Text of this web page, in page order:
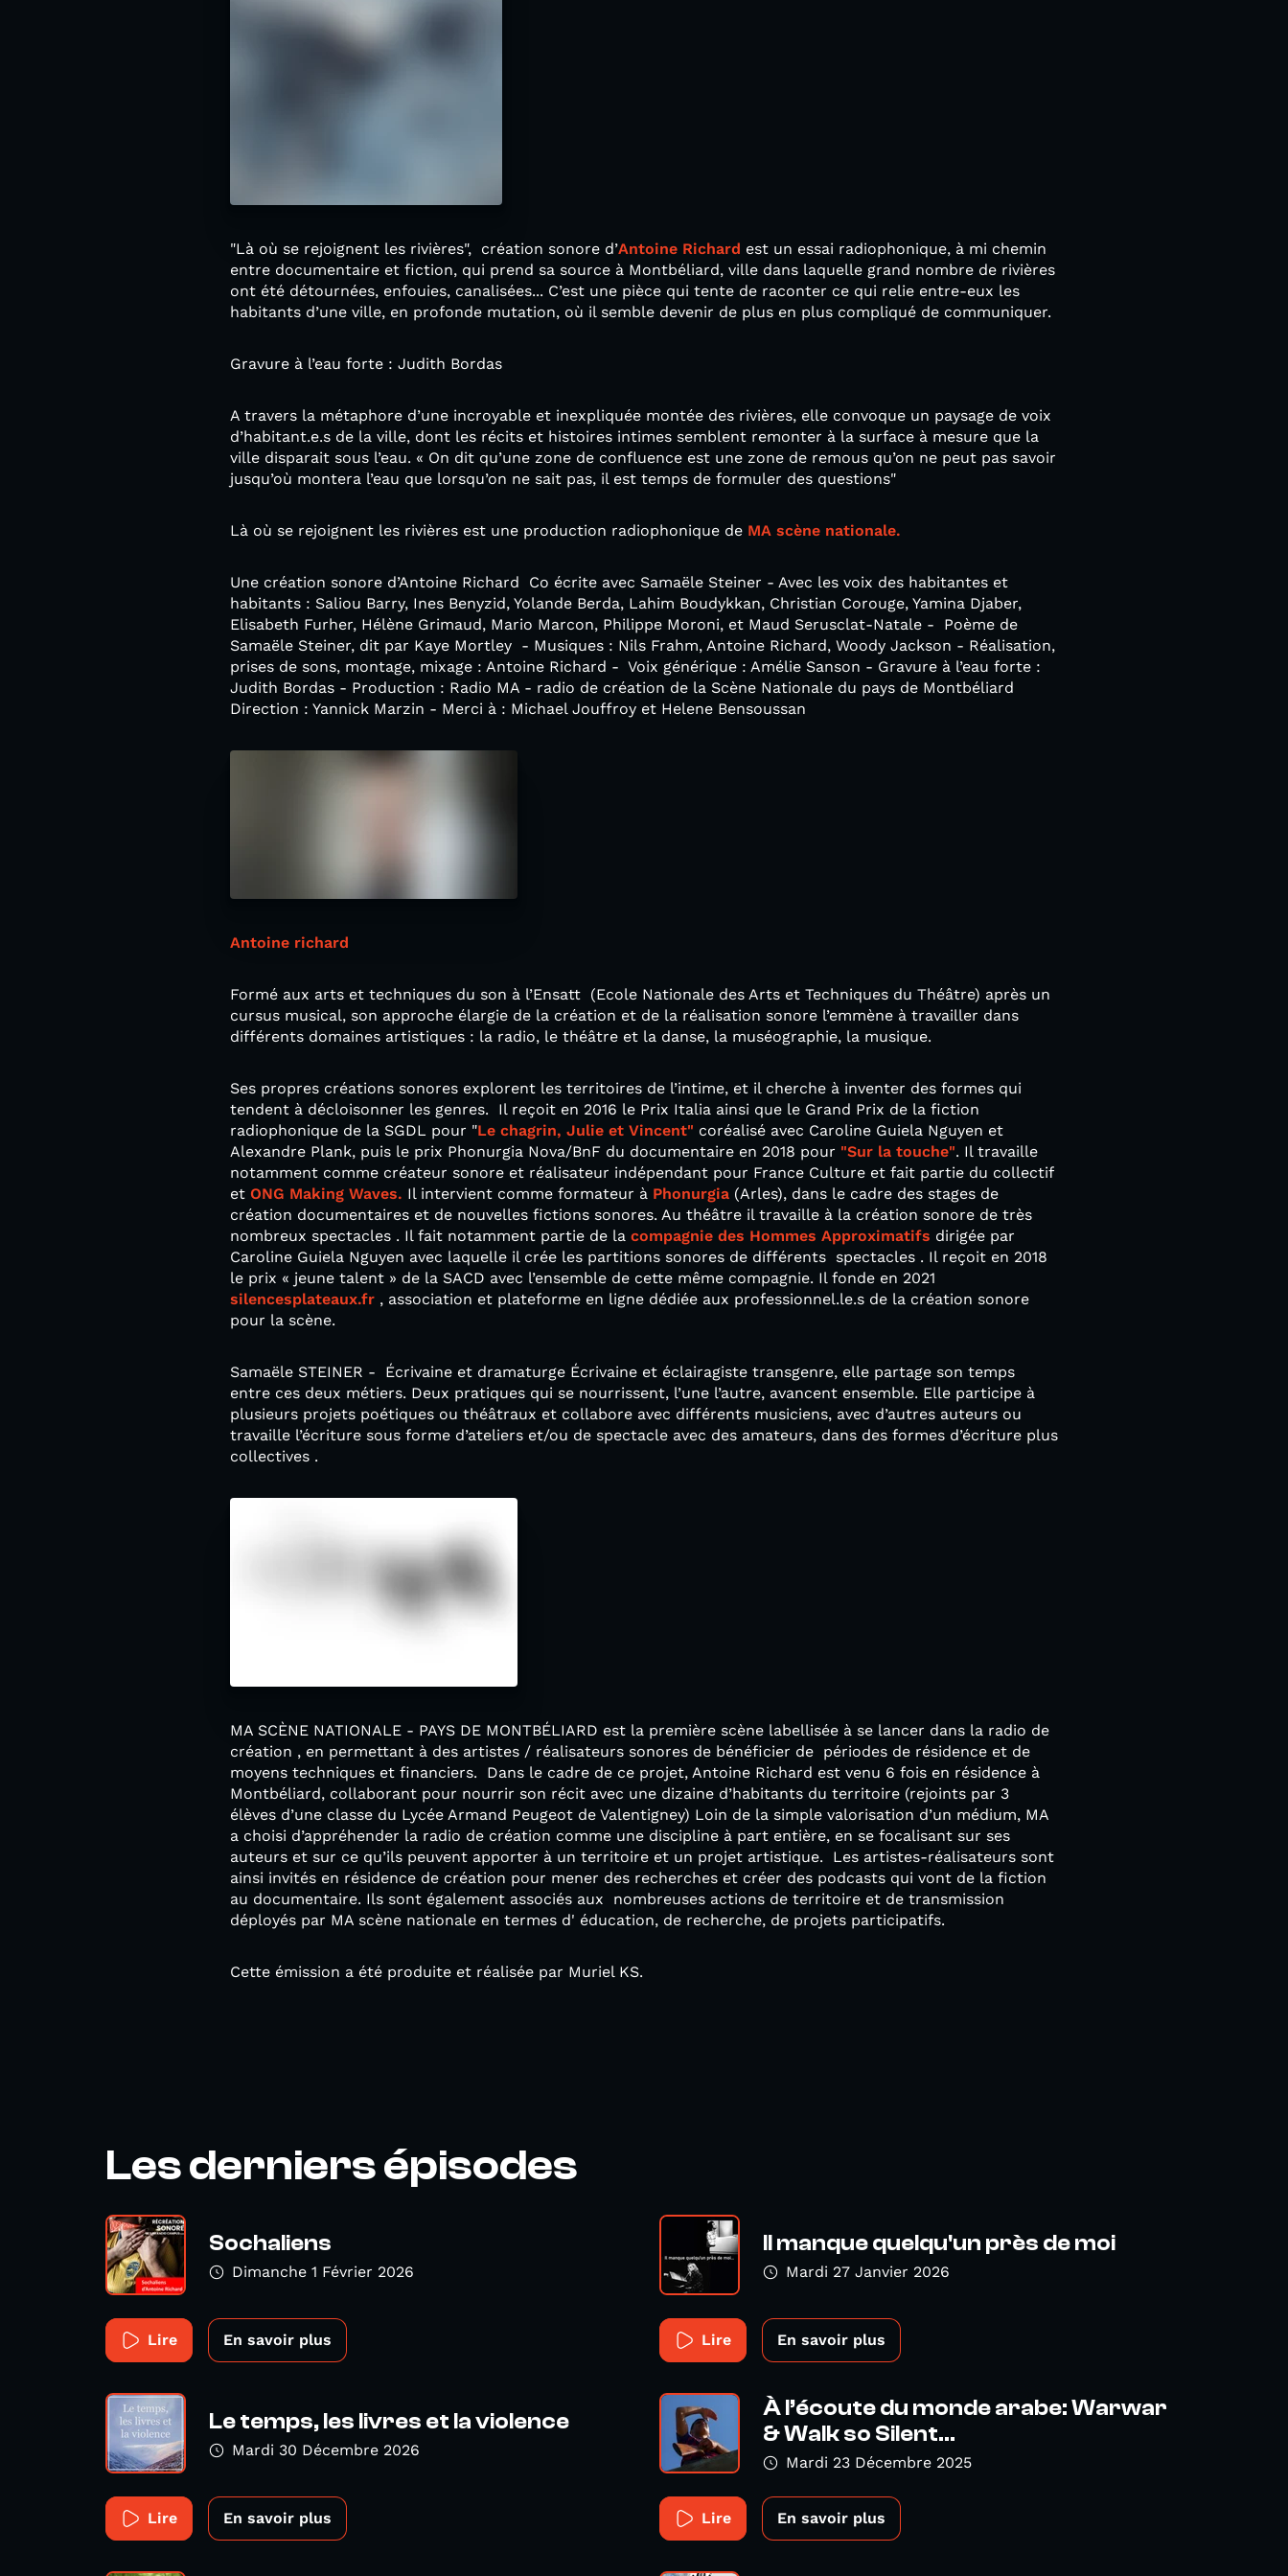
"Là où se rejoignent les rivières", création sonore d’Antoine Richard est un essai radiophonique, à mi chemin
entre documentaire et fiction, qui prend sa source à Montbéliard, ville dans laquelle grand nombre de rivières
ont été détournées, enfouies, canalisées... C’est une pièce qui tente de raconter ce qui relie entre-eux les
habitants d’une ville, en profonde mutation, où il semble devenir de plus en plus compliqué de communiquer.
Gravure à l’eau forte : Judith Bordas
A travers la métaphore d’une incroyable et inexpliquée montée des rivières, elle convoque un paysage de voix
d’habitant.e.s de la ville, dont les récits et histoires intimes semblent remonter à la surface à mesure que la
ville disparait sous l’eau. « On dit qu’une zone de confluence est une zone de remous qu’on ne peut pas savoir
jusqu’où montera l’eau que lorsqu’on ne sait pas, il est temps de formuler des questions"
Là où se rejoignent les rivières est une production radiophonique de MA scène nationale.
Une création sonore d’Antoine Richard Co écrite avec Samaële Steiner - Avec les voix des habitantes et
habitants : Saliou Barry, Ines Benyzid, Yolande Berda, Lahim Boudykkan, Christian Corouge, Yamina Djaber,
Elisabeth Furher, Hélène Grimaud, Mario Marcon, Philippe Moroni, et Maud Serusclat-Natale - Poème de
Samaële Steiner, dit par Kaye Mortley - Musiques : Nils Frahm, Antoine Richard, Woody Jackson - Réalisation,
prises de sons, montage, mixage : Antoine Richard - Voix générique : Amélie Sanson - Gravure à l’eau forte :
Judith Bordas - Production : Radio MA - radio de création de la Scène Nationale du pays de Montbéliard
Direction : Yannick Marzin - Merci à : Michael Jouffroy et Helene Bensoussan
Antoine richard
Formé aux arts et techniques du son à l’Ensatt (Ecole Nationale des Arts et Techniques du Théâtre) après un
cursus musical, son approche élargie de la création et de la réalisation sonore l’emmène à travailler dans
différents domaines artistiques : la radio, le théâtre et la danse, la muséographie, la musique.
Ses propres créations sonores explorent les territoires de l’intime, et il cherche à inventer des formes qui
tendent à décloisonner les genres. Il reçoit en 2016 le Prix Italia ainsi que le Grand Prix de la fiction
radiophonique de la SGDL pour "Le chagrin, Julie et Vincent" coréalisé avec Caroline Guiela Nguyen et
Alexandre Plank, puis le prix Phonurgia Nova/BnF du documentaire en 2018 pour "Sur la touche". Il travaille
notamment comme créateur sonore et réalisateur indépendant pour France Culture et fait partie du collectif
et ONG Making Waves. Il intervient comme formateur à Phonurgia (Arles), dans le cadre des stages de
création documentaires et de nouvelles fictions sonores. Au théâtre il travaille à la création sonore de très
nombreux spectacles . Il fait notamment partie de la compagnie des Hommes Approximatifs dirigée par
Caroline Guiela Nguyen avec laquelle il crée les partitions sonores de différents spectacles . Il reçoit en 2018
le prix « jeune talent » de la SACD avec l’ensemble de cette même compagnie. Il fonde en 2021
silencesplateaux.fr , association et plateforme en ligne dédiée aux professionnel.le.s de la création sonore
pour la scène.
Samaële STEINER - Écrivaine et dramaturge Écrivaine et éclairagiste transgenre, elle partage son temps
entre ces deux métiers. Deux pratiques qui se nourrissent, l’une l’autre, avancent ensemble. Elle participe à
plusieurs projets poétiques ou théâtraux et collabore avec différents musiciens, avec d’autres auteurs ou
travaille l’écriture sous forme d’ateliers et/ou de spectacle avec des amateurs, dans des formes d’écriture plus
collectives .
MA SCÈNE NATIONALE - PAYS DE MONTBÉLIARD est la première scène labellisée à se lancer dans la radio de
création , en permettant à des artistes / réalisateurs sonores de bénéficier de périodes de résidence et de
moyens techniques et financiers. Dans le cadre de ce projet, Antoine Richard est venu 6 fois en résidence à
Montbéliard, collaborant pour nourrir son récit avec une dizaine d’habitants du territoire (rejoints par 3
élèves d’une classe du Lycée Armand Peugeot de Valentigney) Loin de la simple valorisation d’un médium, MA
a choisi d’appréhender la radio de création comme une discipline à part entière, en se focalisant sur ses
auteurs et sur ce qu’ils peuvent apporter à un territoire et un projet artistique. Les artistes-réalisateurs sont
ainsi invités en résidence de création pour mener des recherches et créer des podcasts qui vont de la fiction
au documentaire. Ils sont également associés aux nombreuses actions de territoire et de transmission
déployés par MA scène nationale en termes d' éducation, de recherche, de projets participatifs.
Cette émission a été produite et réalisée par Muriel KS.
Les derniers épisodes
Sochaliens
Dimanche 1 Février 2026
Lire En savoir plus
Il manque quelqu'un près de moi
Mardi 27 Janvier 2026
Lire En savoir plus
Le temps, les livres et la violence
Mardi 30 Décembre 2026
Lire En savoir plus
À l’écoute du monde arabe: Warwar
& Walk so Silent...
Mardi 23 Décembre 2025
Lire En savoir plus